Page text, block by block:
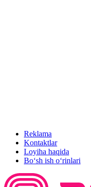
Reklama
Kontaktlar
Loyiha haqida
Bo‘sh ish o‘rinlari